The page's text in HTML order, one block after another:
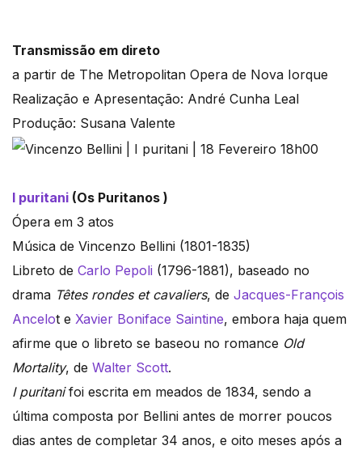
Transmissão em direto
a partir de The Metropolitan Opera de Nova Iorque
Realização e Apresentação: André Cunha Leal
Produção: Susana Valente
I puritani (Os Puritanos )
Ópera em 3 atos
Música de Vincenzo Bellini (1801-1835)
Libreto de Carlo Pepoli (1796-1881), baseado no
drama Têtes rondes et cavaliers, de Jacques-François
Ancelot e Xavier Boniface Saintine, embora haja quem
afirme que o libreto se baseou no romance Old
Mortality, de Walter Scott.
I puritanifoi escrita em meados de 1834, sendo a
última composta por Bellini antes de morrer poucos
dias antes de completar 34 anos, e oito meses após a